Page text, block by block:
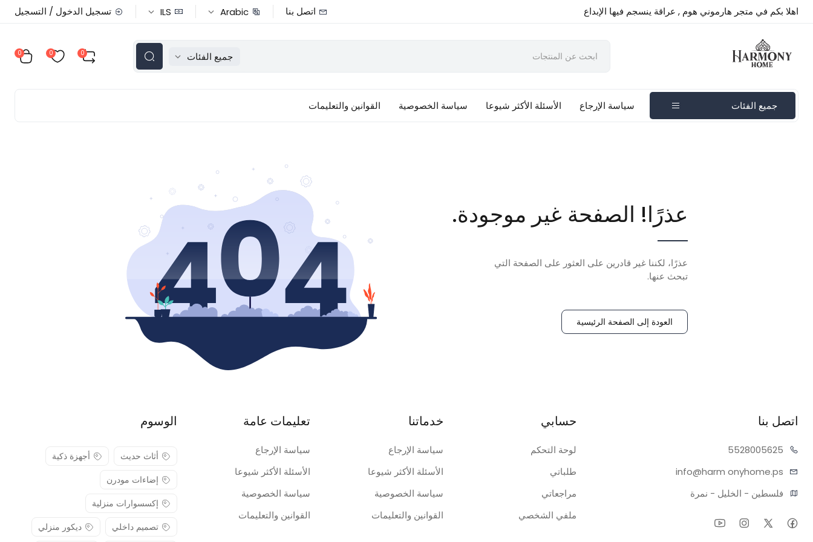
اهلا بكم في متجر هارموني هوم , عراقة ينسجم فيها الإبداع اتصل بنا Arabic
ILS تسجيل الدخول / التسجيل
جميع الفئات 0
0
0
جميع الفئات سياسة الإرجاع الأسئلة الأكثر شيوعا سياسة الخصوصية القوانين والتعليمات
عذرًا! الصفحة غير موجودة.
عذرًا، لكننا غير قادرين على العثور على الصفحة التي
تبحث عنها.
العودة إلى الصفحة الرئيسية
اتصل بنا
05625
55280
info@harm onyhome.ps
فلسطين - الخليل - نمرة
حسابي
لوحة التحكم
طلباتي
مراجعاتي
ملفي الشخصي
خدماتنا
سياسة الإرجاع
الأسئلة الأكثر شيوعا
سياسة الخصوصية
القوانين والتعليمات
تعليمات عامة
سياسة الإرجاع
الأسئلة الأكثر شيوعا
سياسة الخصوصية
القوانين والتعليمات
الوسوم
أثاث حديث
أجهزة ذكية
إضاءات مودرن
إكسسوارات منزلية
تصميم داخلي
ديكور منزلي